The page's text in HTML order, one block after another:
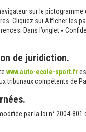
sur le
Cliquez sur Afficher les
Dans l’onglet «
de juridiction.
www.auto-ecole-sport.fr
tribunaux compétents de
par la loi n° 2004-